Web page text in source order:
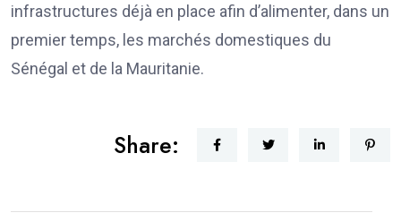
infrastructures déjà en place afin d’alimenter, dans un
premier temps, les marchés domestiques du
Sénégal et de la Mauritanie.
Share: